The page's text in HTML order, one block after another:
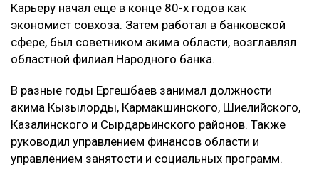
Карьеру начал еще в конце 80-х годов как
экономист совхоза. Затем работал в банковской
сфере, был советником акима области, возглавлял
областной филиал Народного банка.
В разные годы Ергешбаев занимал должности
акима Кызылорды, Кармакшинского, Шиелийского,
Казалинского и Сырдарьинского районов. Также
руководил управлением финансов области и
управлением занятости и социальных программ.